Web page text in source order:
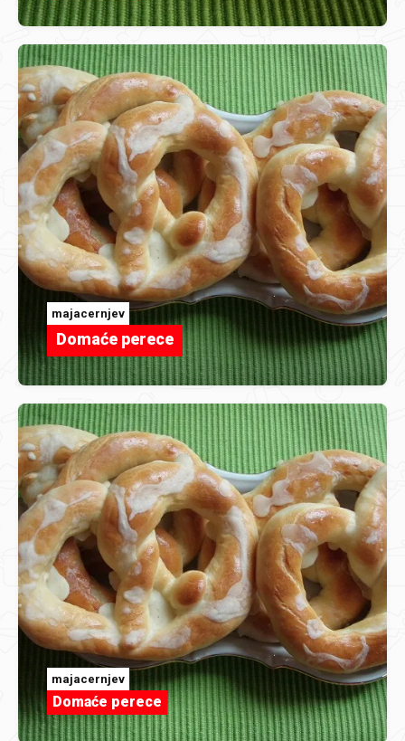
majacernjev
Domaće perece
majacernjev
Domaće perece